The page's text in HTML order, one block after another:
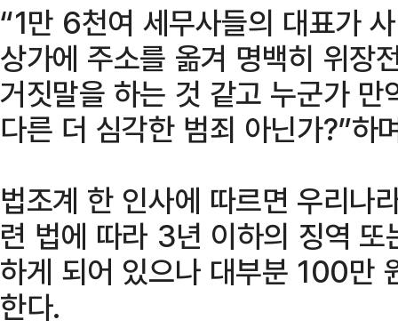
“1만 6천여 세무사들의 대표가
상가에 주소를 옮겨 명백히 위장
거짓말을 하는 것 같고 누군가
다른 더 심각한 범죄 아닌가?”하
법조계 한 인사에 따르면 우리나
련 법에 따라 3년 이하의 징역
하게 되어 있으나 대부분 100만
한다.